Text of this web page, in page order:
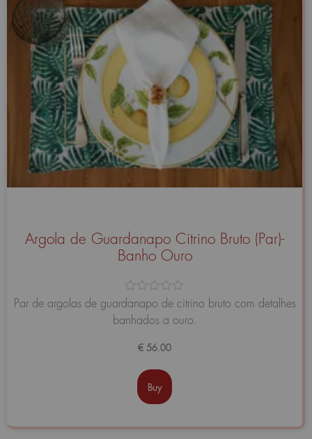
Argola de Guardanapo Citrino Bruto (Par)-
Banho Ouro
Avaliação
de
Par de argolas de guardanapo de citrino bruto com detalhes
banhados a ouro.
€ 56.00
Buy